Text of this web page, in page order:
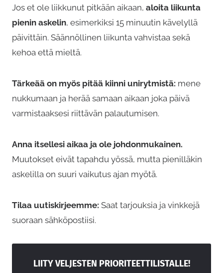
a
Jos et ole liikkunut pitkään aikaan, aloita liikunta
pienin askelin, esimerkiksi 15 minuutin kävelyllä
päivittäin. Säännöllinen liikunta vahvistaa sekä
kehoa että mieltä.
Tärkeää on myös pitää kiinni unirytmistä: mene
nukkumaan ja herää samaan aikaan joka päivä
varmistaaksesi riittävän palautumisen.
Anna itsellesi aikaa ja ole johdonmukainen.
Muutokset eivät tapahdu yössä, mutta pienilläkin
askelilla on suuri vaikutus ajan myötä.
Tilaa uutiskirjeemme: Saat tarjouksia ja vinkkejä
suoraan sähköpostiisi.
LIITY VELJESTEN PRIORITEETTILISTALLE!